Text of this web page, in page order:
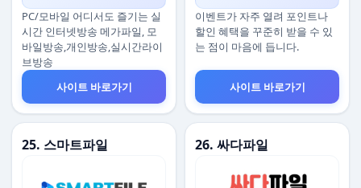
PC/모바일 어디서도 즐기는 실
시간 인터넷방송 메가파일, 모
바일방송,개인방송,실시간라이
브방송
사이트 바로가기
이벤트가 자주 열려 포인트나
할인 혜택을 꾸준히 받을 수 있
는 점이 마음에 듭니다.
사이트 바로가기
25. 스마트파일 26. 싸다파일